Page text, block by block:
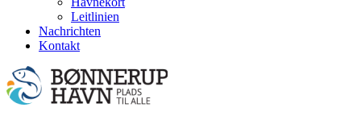
Leitlinien
Nachrichten
Kontakt